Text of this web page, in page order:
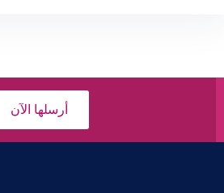
أرسلها الآن